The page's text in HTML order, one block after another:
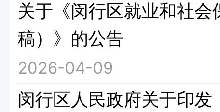
关于《闵行区就业和社会
稿）》的公告
2026-04-09
闵行区人民政府关于印发